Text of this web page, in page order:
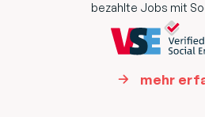
bezahlte Jobs mit
mehr